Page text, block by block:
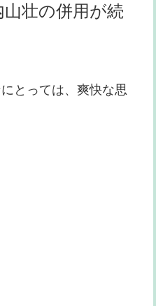
壮の併用が続
とっては、爽快な思